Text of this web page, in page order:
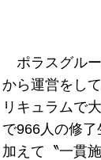
ポラスグル
から運営をし
リキュラムで
で966人の修
加えて〝一貫